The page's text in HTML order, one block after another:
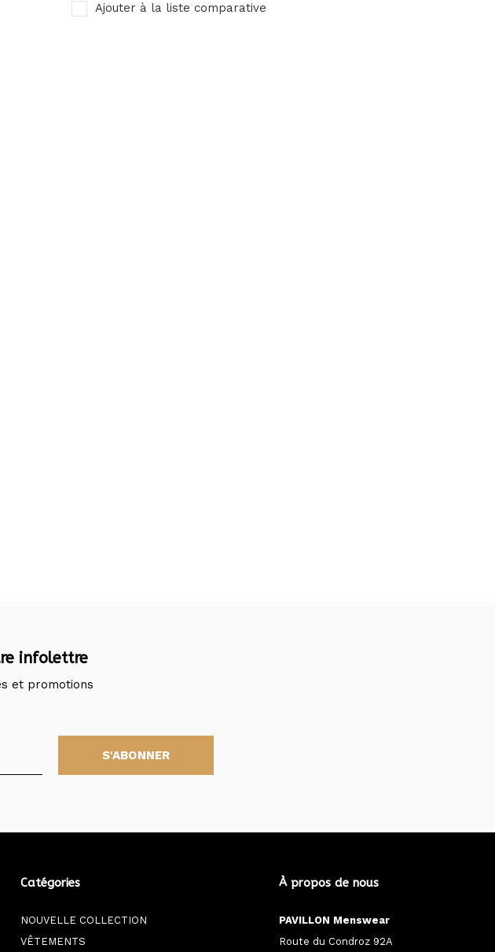
Ajouter à la liste comparative
infolettre
et promotions
S'ABONNER
Catégories
NOUVELLE COLLECTION
VÊTEMENTS
À propos de nous
PAVILLON Menswear
Route du Condroz 92A